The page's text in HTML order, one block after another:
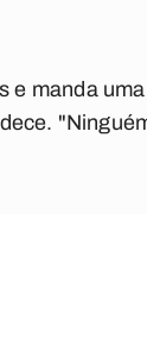
manda